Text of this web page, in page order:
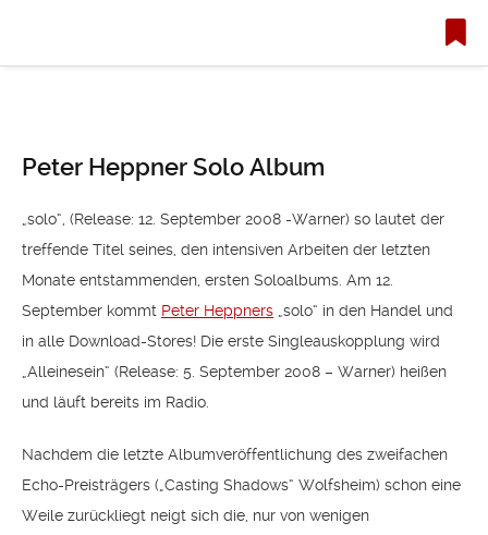
Peter Heppner Solo Album
„solo“, (Release: 12. September 2008 -Warner) so lautet der
treffende Titel seines, den intensiven Arbeiten der letzten
Monate entstammenden, ersten Soloalbums. Am 12.
September kommt Peter Heppners „solo“ in den Handel und
in alle Download-Stores! Die erste Singleauskopplung wird
„Alleinesein“ (Release: 5. September 2008 – Warner) heißen
und läuft bereits im Radio.
Nachdem die letzte Albumveröffentlichung des zweifachen
Echo-Preisträgers („Casting Shadows“ Wolfsheim) schon eine
Weile zurückliegt neigt sich die, nur von wenigen